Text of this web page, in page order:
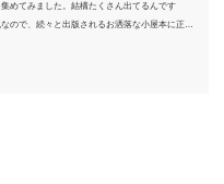
めてみました。結構たくさん出てるんです
ので、続々と出版されるお洒落な小屋本に正直